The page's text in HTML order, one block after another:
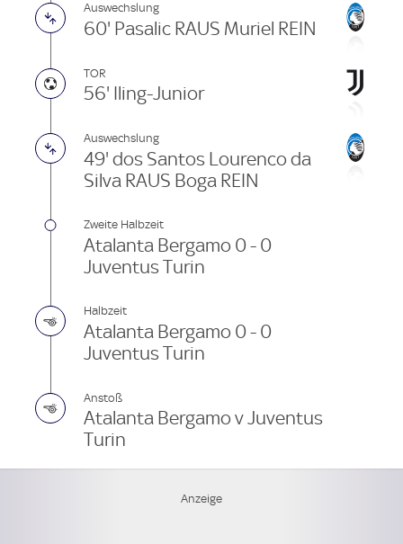
Auswechslung
60' Pasalic RAUS Muriel REIN
TOR
56' Iling-Junior
Auswechslung
49' dos Santos Lourenco da
Silva RAUS Boga REIN
Zweite Halbzeit
Atalanta Bergamo 0 - 0
Juventus Turin
Halbzeit
Atalanta Bergamo 0 - 0
Juventus Turin
Anstoß
Atalanta Bergamo v Juventus
Turin